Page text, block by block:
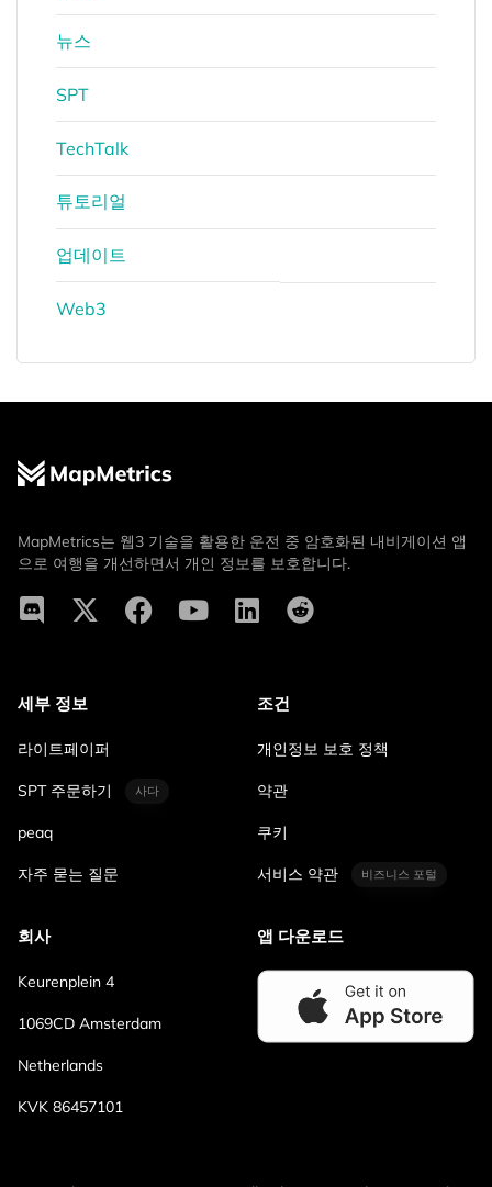
뉴스
SPT
TechTalk
튜토리얼
업데이트
Web3
MapMetrics는 웹3 기술을 활용한 운전 중 암호화된 내비게이션 앱
으로 여행을 개선하면서 개인 정보를 보호합니다.
세부 정보
라이트페이퍼
SPT 주문하기 사다
peaq
자주 묻는 질문
조건
개인정보 보호 정책
약관
쿠키
서비스 약관 비즈니스 포털
회사
Keurenplein 4
1069CD Amsterdam
Netherlands
KVK 86457101
앱 다운로드